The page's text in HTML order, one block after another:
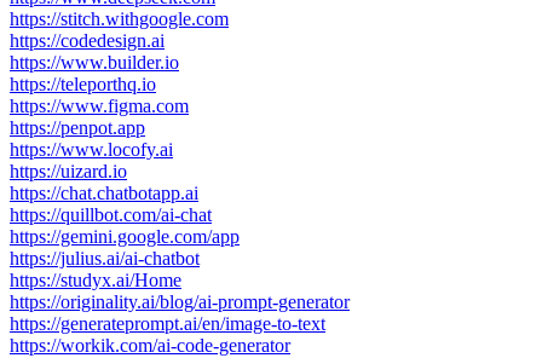
https://stitch.withgoogle.com
https://codedesign.ai
https://www.builder.io
https://teleporthq.io
https://www.figma.com
https://penpot.app
https://www.locofy.ai
https://uizard.io
https://chat.chatbotapp.ai
https://quillbot.com/ai-chat
https://gemini.google.com/app
https://julius.ai/ai-chatbot
https://studyx.ai/Home
https://originality.ai/blog/ai-prompt-generator
https://generateprompt.ai/en/image-to-text
https://workik.com/ai-code-generator